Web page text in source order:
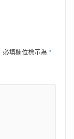
必填欄位標示為 *